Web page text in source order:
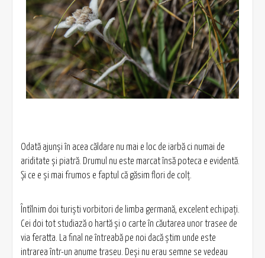
Odată ajunşi în acea căldare nu mai e loc de iarbă ci numai de
ariditate şi piatră. Drumul nu este marcat însă poteca e evidentă.
Şi ce e şi mai frumos e faptul că găsim flori de colţ.
Întîlnim doi turişti vorbitori de limba germană, excelent echipaţi.
Cei doi tot studiază o hartă şi o carte în căutarea unor trasee de
via feratta. La final ne întreabă pe noi dacă ştim unde este
intrarea într-un anume traseu. Deşi nu erau semne se vedeau